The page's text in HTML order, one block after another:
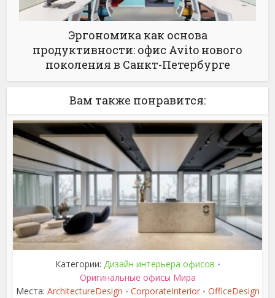
Эргономика как основа
продуктивности: офис Avito нового
поколения в Санкт-Петербурге
Вам также понравится:
Категории: Дизайн интерьера офисов •
Оригинальные офисы Мира
Места: ArchitectureDesign • CorporateInterior • OfficeDesign